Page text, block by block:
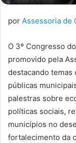
por Assessoria de
O 3º Congresso
promovido pela
destacando temas
públicas
palestras sobre
políticas sociais,
municípios no
fortalecimento da